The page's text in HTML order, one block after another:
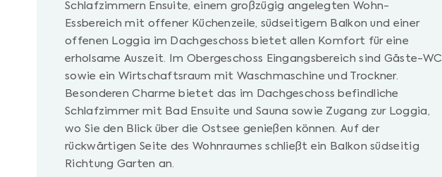
Schlafzimmern Ensuite, einem großzügig angelegten Wohn-
Essbereich mit offener Küchenzeile, südseitigem Balkon und einer
offenen Loggia im Dachgeschoss bietet allen Komfort für eine
erholsame Auszeit. Im Obergeschoss Eingangsbereich sind Gäste-WC
sowie ein Wirtschaftsraum mit Waschmaschine und Trockner.
Besonderen Charme bietet das im Dachgeschoss befindliche
Schlafzimmer mit Bad Ensuite und Sauna sowie Zugang zur Loggia,
wo Sie den Blick über die Ostsee genießen können. Auf der
rückwärtigen Seite des Wohnraumes schließt ein Balkon südseitig
Richtung Garten an.